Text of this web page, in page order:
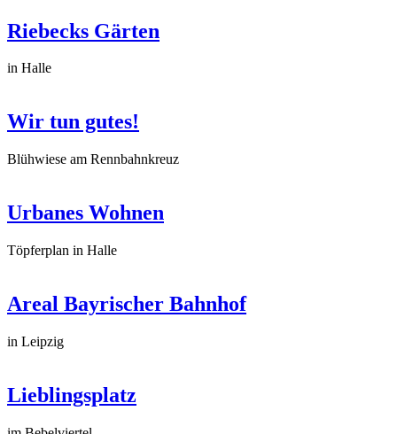
Riebecks Gärten
in Halle
Wir tun gutes!
Blühwiese am Rennbahnkreuz
Urbanes Wohnen
Töpferplan in Halle
Areal Bayrischer Bahnhof
in Leipzig
Lieblingsplatz